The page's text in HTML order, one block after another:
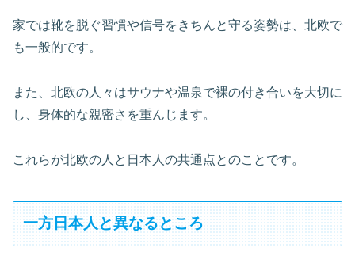
家では靴を脱ぐ習慣や信号をきちんと守る姿勢は、北欧で
も一般的です。
また、北欧の人々はサウナや温泉で裸の付き合いを大切に
し、身体的な親密さを重んじます。
これらが北欧の人と日本人の共通点とのことです。
一方日本人と異なるところ